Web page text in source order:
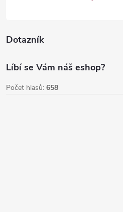
Dotazník
Líbí se Vám náš eshop?
Počet hlasů: 658